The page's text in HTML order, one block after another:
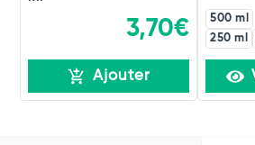
3,70€
Ajouter
500 ml
250 ml